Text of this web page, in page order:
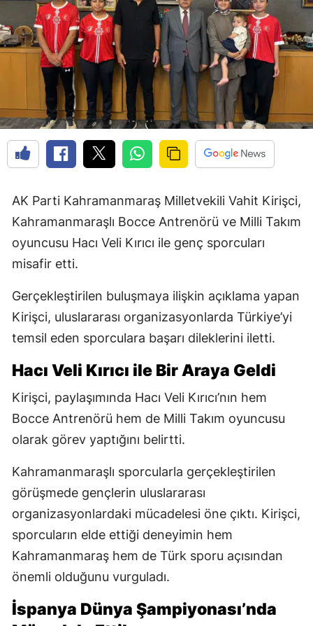
AK Parti Kahramanmaraş Milletvekili Vahit Kirişci,
Kahramanmaraşlı Bocce Antrenörü ve Milli Takım
oyuncusu Hacı Veli Kırıcı ile genç sporcuları
misafir etti.
Gerçekleştirilen buluşmaya ilişkin açıklama yapan
Kirişci, uluslararası organizasyonlarda Türkiye’yi
temsil eden sporculara başarı dileklerini iletti.
Hacı Veli Kırıcı ile Bir Araya Geldi
Kirişci, paylaşımında Hacı Veli Kırıcı’nın hem
Bocce Antrenörü hem de Milli Takım oyuncusu
olarak görev yaptığını belirtti.
Kahramanmaraşlı sporcularla gerçekleştirilen
görüşmede gençlerin uluslararası
organizasyonlardaki mücadelesi öne çıktı. Kirişci,
sporcuların elde ettiği deneyimin hem
Kahramanmaraş hem de Türk sporu açısından
önemli olduğunu vurguladı.
İspanya Dünya Şampiyonası’nda